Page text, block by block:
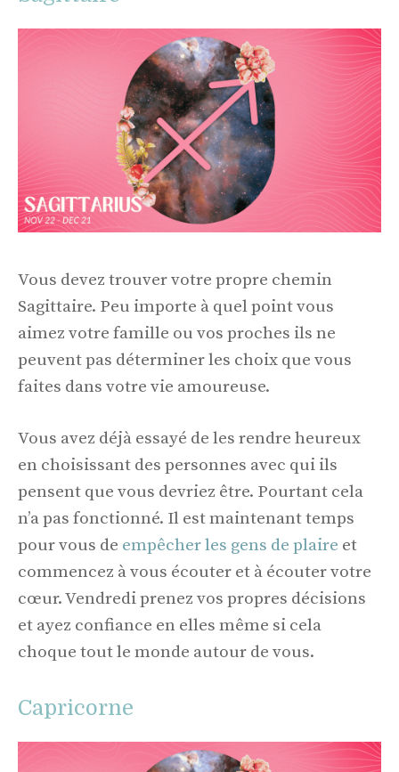
Vous devez trouver votre propre chemin
Sagittaire. Peu importe à quel point vous
aimez votre famille ou vos proches ils ne
peuvent pas déterminer les choix que vous
faites dans votre vie amoureuse.
Vous avez déjà essayé de les rendre heureux
en choisissant des personnes avec qui ils
pensent que vous devriez être. Pourtant cela
n’a pas fonctionné. Il est maintenant temps
pour vous de empêcher les gens de plaire et
commencez à vous écouter et à écouter votre
cœur. Vendredi prenez vos propres décisions
et ayez confiance en elles même si cela
choque tout le monde autour de vous.
Capricorne